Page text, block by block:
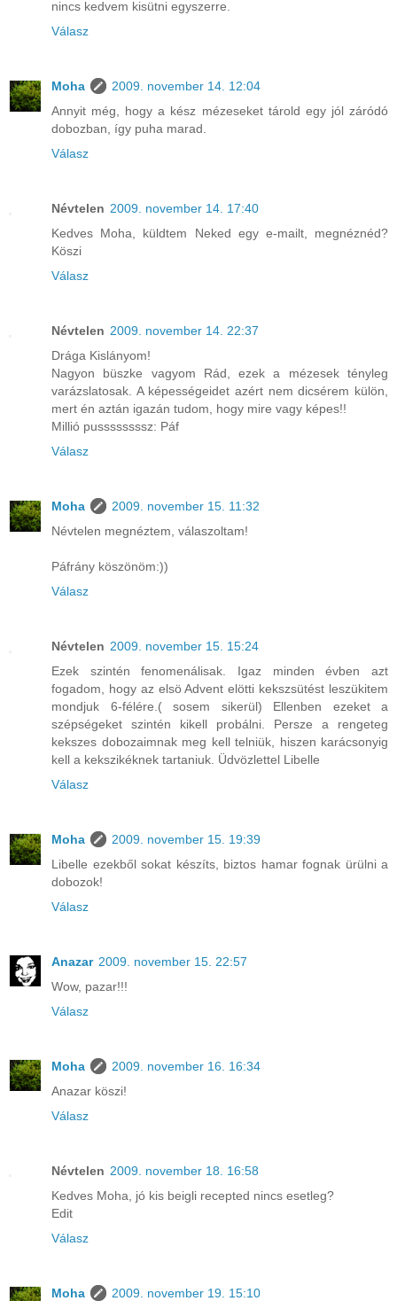
nincs kedvem kisütni egyszerre.
Válasz
Moha
2009. november 14. 12:04
Annyit még, hogy a kész mézeseket tárold egy jól záródó
dobozban, így puha marad.
Válasz
Névtelen 2009. november 14. 17:40
Kedves Moha, küldtem Neked egy e-mailt, megnéznéd?
Köszi
Válasz
Névtelen 2009. november 14. 22:37
Drága Kislányom!
Nagyon büszke vagyom Rád, ezek a mézesek tényleg
varázslatosak. A képességeidet azért nem dicsérem külön,
mert én aztán igazán tudom, hogy mire vagy képes!!
Millió pussssssssz: Páf
Válasz
Moha
2009. november 15. 11:32
Névtelen megnéztem, válaszoltam!
Páfrány köszönöm:))
Válasz
Névtelen 2009. november 15. 15:24
Ezek szintén fenomenálisak. Igaz minden évben azt
fogadom, hogy az elsö Advent elötti kekszsütést leszükitem
mondjuk 6-félére.( sosem sikerül) Ellenben ezeket a
szépségeket szintén kikell probálni. Persze a rengeteg
kekszes dobozaimnak meg kell telniük, hiszen karácsonyig
kell a kekszikéknek tartaniuk. Üdvözlettel Libelle
Válasz
Moha
2009. november 15. 19:39
Libelle ezekből sokat készíts, biztos hamar fognak ürülni a
dobozok!
Válasz
Anazar 2009. november 15. 22:57
Wow, pazar!!!
Válasz
Moha
2009. november 16. 16:34
Anazar köszi!
Válasz
Névtelen 2009. november 18. 16:58
Kedves Moha, jó kis beigli recepted nincs esetleg?
Edit
Válasz
Moha
2009. november 19. 15:10